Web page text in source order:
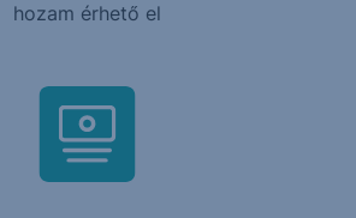
hozam érhető el